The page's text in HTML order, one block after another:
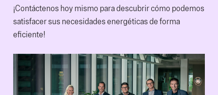
¡Contáctenos hoy mismo para descubrir cómo podemos
satisfacer sus necesidades energéticas de forma
eficiente!